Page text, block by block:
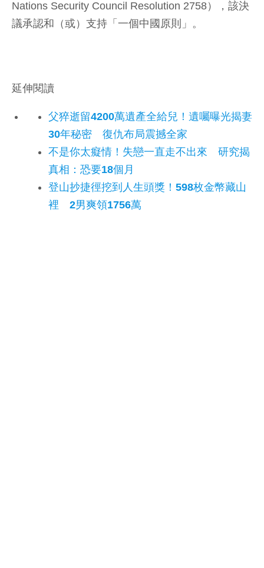
Nations Security Council Resolution 2758），該決
議承認和（或）支持「一個中國原則」。
延伸閱讀
父猝逝留4200萬遺產全給兒！遺囑曝光揭妻
30年秘密 復仇布局震撼全家
不是你太癡情！失戀一直走不出來 研究揭
真相：恐要18個月
登山抄捷徑挖到人生頭獎！598枚金幣藏山
裡 2男爽領1756萬